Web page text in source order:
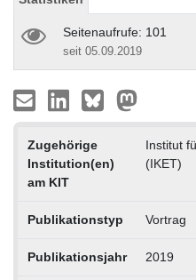
Seitenaufrufe: 101
seit 05.09.2019
Zugehörige
Institution(en)
am KIT
Institut
(IKET)
Publikationstyp Vortrag
Publikationsjahr 2019